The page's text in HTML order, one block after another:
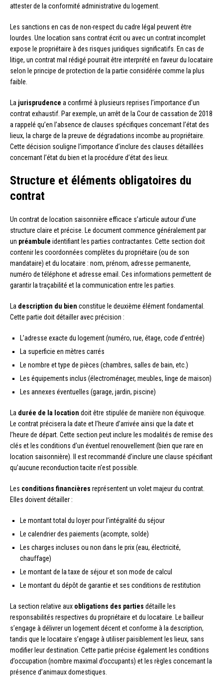
attester de la conformité administrative du logement.
Les sanctions en cas de non-respect du cadre légal peuvent être
lourdes. Une location sans contrat écrit ou avec un contrat incomplet
expose le propriétaire à des risques juridiques significatifs. En cas de
litige, un contrat mal rédigé pourrait être interprété en faveur du locataire
selon le principe de protection de la partie considérée comme la plus
faible.
La jurisprudence a confirmé à plusieurs reprises l’importance d’un
contrat exhaustif. Par exemple, un arrêt de la Cour de cassation de 2018
a rappelé qu’en l’absence de clauses spécifiques concernant l’état des
lieux, la charge de la preuve de dégradations incombe au propriétaire.
Cette décision souligne l’importance d’inclure des clauses détaillées
concernant l’état du bien et la procédure d’état des lieux.
Structure et éléments obligatoires du
contrat
Un contrat de location saisonnière efficace s’articule autour d’une
structure claire et précise. Le document commence généralement par
un préambule identifiant les parties contractantes. Cette section doit
contenir les coordonnées complètes du propriétaire (ou de son
mandataire) et du locataire : nom, prénom, adresse permanente,
numéro de téléphone et adresse email. Ces informations permettent de
garantir la traçabilité et la communication entre les parties.
La description du bien constitue le deuxième élément fondamental.
Cette partie doit détailler avec précision :
L’adresse exacte du logement (numéro, rue, étage, code d’entrée)
La superficie en mètres carrés
Le nombre et type de pièces (chambres, salles de bain, etc.)
Les équipements inclus (électroménager, meubles, linge de maison)
Les annexes éventuelles (garage, jardin, piscine)
La durée de la location doit être stipulée de manière non équivoque.
Le contrat précisera la date et l’heure d’arrivée ainsi que la date et
l’heure de départ. Cette section peut inclure les modalités de remise des
clés et les conditions d’un éventuel renouvellement (bien que rare en
location saisonnière). Il est recommandé d’inclure une clause spécifiant
qu’aucune reconduction tacite n’est possible.
Les conditions financières représentent un volet majeur du contrat.
Elles doivent détailler :
Le montant total du loyer pour l’intégralité du séjour
Le calendrier des paiements (acompte, solde)
Les charges incluses ou non dans le prix (eau, électricité,
chauffage)
Le montant de la taxe de séjour et son mode de calcul
Le montant du dépôt de garantie et ses conditions de restitution
La section relative aux obligations des parties détaille les
responsabilités respectives du propriétaire et du locataire. Le bailleur
s’engage à délivrer un logement décent et conforme à la description,
tandis que le locataire s’engage à utiliser paisiblement les lieux, sans
modifier leur destination. Cette partie précise également les conditions
d’occupation (nombre maximal d’occupants) et les règles concernant la
présence d’animaux domestiques.